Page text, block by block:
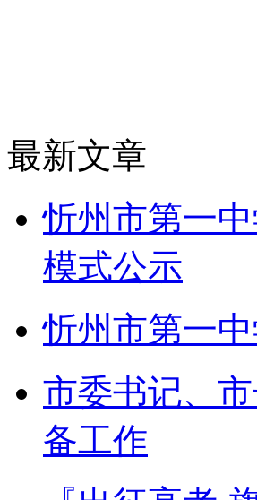
最新文章
忻州市第一
模式公示
忻州市第一
市委书记、
备工作